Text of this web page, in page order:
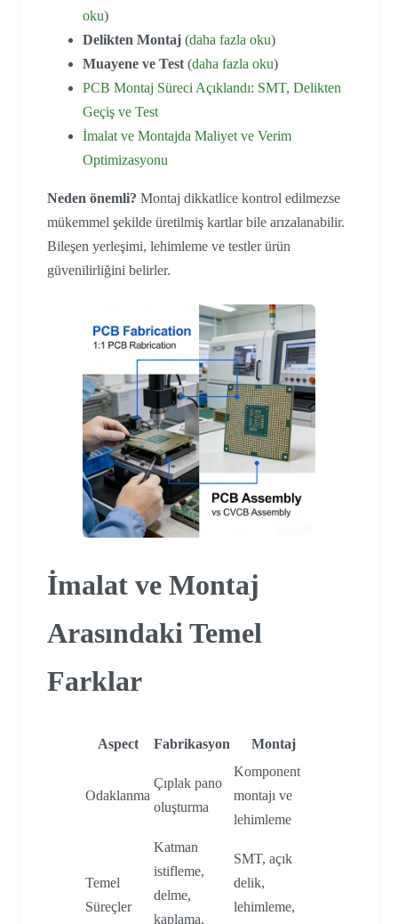
oku)
Delikten Montaj (daha fazla oku)
Muayene ve Test (daha fazla oku)
PCB Montaj Süreci Açıklandı: SMT, Delikten
Geçiş ve Test
İmalat ve Montajda Maliyet ve Verim
Optimizasyonu
Neden önemli? Montaj dikkatlice kontrol edilmezse
mükemmel şekilde üretilmiş kartlar bile arızalanabilir.
Bileşen yerleşimi, lehimleme ve testler ürün
güvenilirliğini belirler.
İmalat ve Montaj
Arasındaki Temel
Farklar
Aspect Fabrikasyon Montaj
Odaklanma
Çıplak pano
oluşturma
Komponent
montajı ve
lehimleme
Temel
Süreçler
Katman
istifleme,
delme,
kaplama,
SMT, açık
delik,
lehimleme,